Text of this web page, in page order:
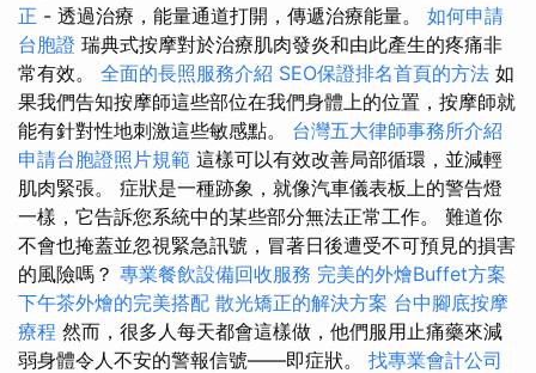
正 - 透過治療，能量通道打開，傳遞治療能量。 如何申請
台胞證 瑞典式按摩對於治療肌肉發炎和由此產生的疼痛非
常有效。 全面的長照服務介紹 SEO保證排名首頁的方法 如
果我們告知按摩師這些部位在我們身體上的位置，按摩師就
能有針對性地刺激這些敏感點。 台灣五大律師事務所介紹
申請台胞證照片規範 這樣可以有效改善局部循環，並減輕
肌肉緊張。 症狀是一種跡象，就像汽車儀表板上的警告燈
一樣，它告訴您系統中的某些部分無法正常工作。 難道你
不會也掩蓋並忽視緊急訊號，冒著日後遭受不可預見的損害
的風險嗎？ 專業餐飲設備回收服務 完美的外燴Buffet方案
下午茶外燴的完美搭配 散光矯正的解決方案 台中腳底按摩
療程 然而，很多人每天都會這樣做，他們服用止痛藥來減
弱身體令人不安的警報信號——即症狀。 找專業會計公司